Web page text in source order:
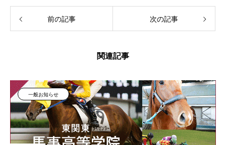
前の記事 次の記事
関連記事
一般お知らせ